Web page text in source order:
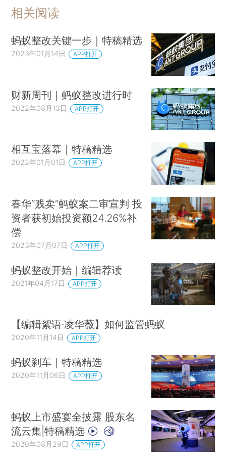
相关阅读
蚂蚁整改关键一步｜特稿精选
2023年01月14日 APP打开
财新周刊｜蚂蚁整改进行时
2022年08月13日 APP打开
相互宝落幕｜特稿精选
2022年01月01日 APP打开
春华“贱卖”蚂蚁案二审宣判 投
资者获初始投资额24.26%补
偿
2023年07月07日 APP打开
蚂蚁整改开始｜编辑荐读
2021年04月17日 APP打开
【编辑絮语·凌华薇】如何监管蚂蚁
2020年11月14日 APP打开
蚂蚁刹车｜特稿精选
2020年11月06日 APP打开
蚂蚁上市盛宴全披露 股东名
流云集|特稿精选
2020年08月29日 APP打开